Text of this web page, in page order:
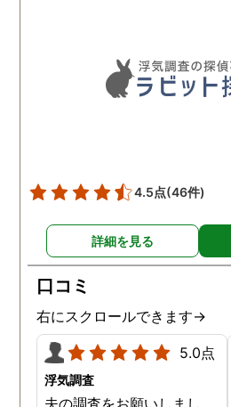
した。追加の調査費用など
もなく、探偵選びの重要さ
を感じました。
4.5点(46件)
詳細を見る
口コミ
右にスクロールできます→
5.0点
浮気調査
夫の調査をお願いしまし